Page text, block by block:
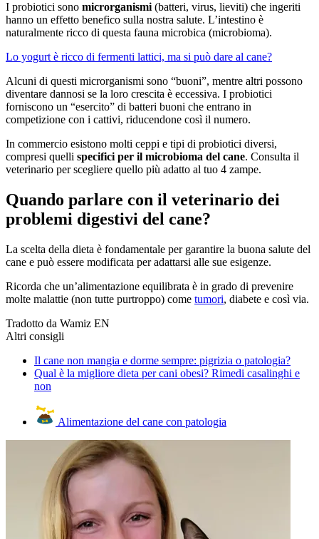
I probiotici sono microrganismi (batteri, virus, lieviti) che ingeriti
hanno un effetto benefico sulla nostra salute. L’intestino è
naturalmente ricco di questa fauna microbica (microbioma).
Lo yogurt è ricco di fermenti lattici, ma si può dare al cane?
Alcuni di questi microrganismi sono “buoni”, mentre altri possono
diventare dannosi se la loro crescita è eccessiva. I probiotici
forniscono un “esercito” di batteri buoni che entrano in
competizione con i cattivi, riducendone così il numero.
In commercio esistono molti ceppi e tipi di probiotici diversi,
compresi quelli specifici per il microbioma del cane. Consulta il
veterinario per scegliere quello più adatto al tuo 4 zampe.
Quando parlare con il veterinario dei
problemi digestivi del cane?
La scelta della dieta è fondamentale per garantire la buona salute del
cane e può essere modificata per adattarsi alle sue esigenze.
Ricorda che un’alimentazione equilibrata è in grado di prevenire
molte malattie (non tutte purtroppo) come tumori, diabete e così via.
Tradotto da Wamiz EN
Altri consigli
Il cane non mangia e dorme sempre: pigrizia o patologia?
Qual è la migliore dieta per cani obesi? Rimedi casalinghi e
non
Alimentazione del cane con patologia